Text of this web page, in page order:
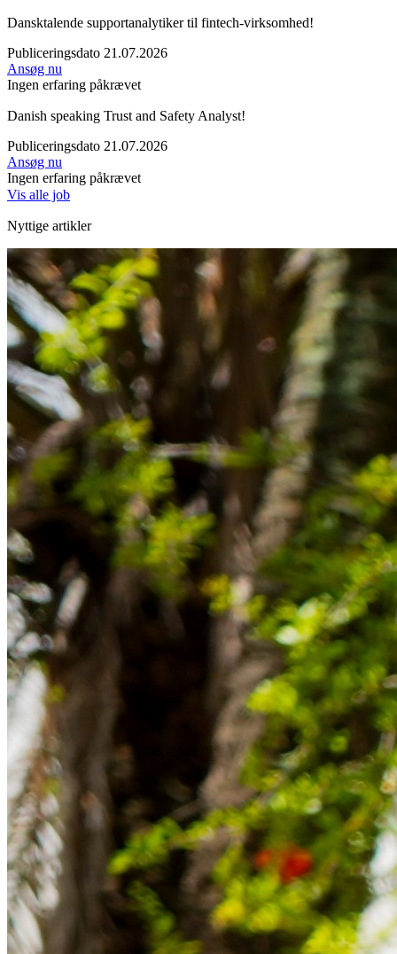
Dansktalende supportanalytiker til fintech-virksomhed!
Publiceringsdato 21.07.2026
Ansøg nu
Ingen erfaring påkrævet
Danish speaking Trust and Safety Analyst!
Publiceringsdato 21.07.2026
Ansøg nu
Ingen erfaring påkrævet
Vis alle job
Nyttige artikler